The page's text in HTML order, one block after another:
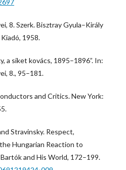
8. Szerk. Bisztray Gyula–Király
1958.
a siket kovács, 1895–1896”. In:
8., 95–181.
and Critics. New York:
Stravinsky. Respect,
Hungarian Reaction to
and His World, 172–199.